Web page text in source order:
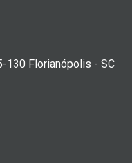
130 Florianópolis - SC